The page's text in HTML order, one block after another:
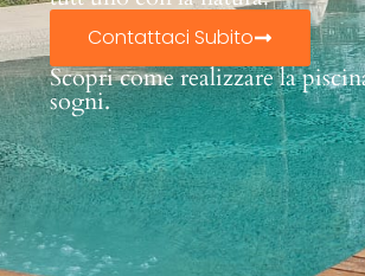
Contattaci Subito
Scopri come realizzare la
sogni.